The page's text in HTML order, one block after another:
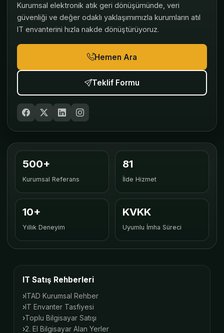
Kurumsal elektronik atık geri dönüşümünde, veri
güvenliği ve değer odaklı yaklaşımımızla kurumların atıl
IT envanterini hızla nakde dönüştürüyoruz.
Hemen Ara
Teklif Formu
500+
Kurumsal Referans
81
İlde Hizmet
10+
Yıllık Deneyim
KVKK
Uyumlu İmha Süreci
IT Satış Rehberleri
ITAD Kurumsal Rehber
IT Envanter Tasfiyesi
Toplu Bilgisayar Satışı
2. El Bilgisayar Alan Yerler